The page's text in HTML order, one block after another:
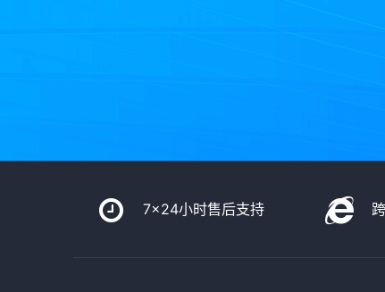
7x24小时售后支持